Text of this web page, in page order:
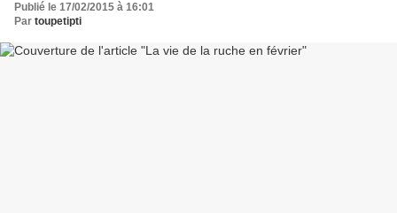
Publié le 17/02/2015 à 16:01
Par toupetipti